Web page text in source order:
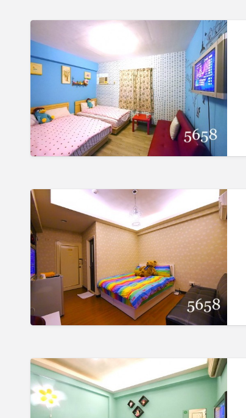
划
算
~
紛
房
間
幻
不
~
機
車
追
~
房
間
款
式
好
幻
住
宿
不
漲
唷
♥
揪
咪…
加
人
不
加
價
~
機
趴
好
划
算
甲。
哈
妮
小
屋
(Honey
Bear
暑
假
住
宿
不
漲
價
♥
加
不
加
價
~
逢
甲。
哈
妮
熊
小
(Honey
Bear
暑
假
住
宿
逢
甲
彩